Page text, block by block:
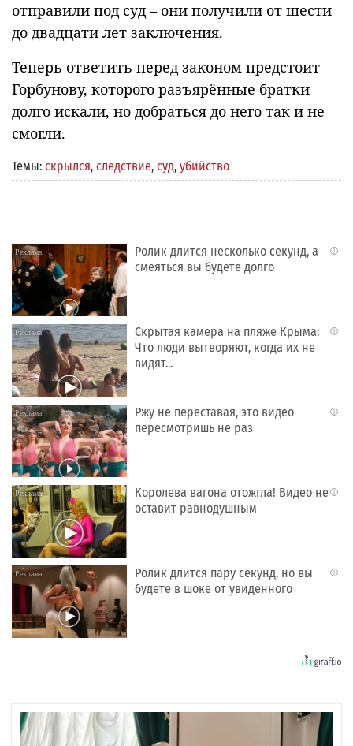
отправили под суд – они получили от шести
до двадцати лет заключения.
Теперь ответить перед законом предстоит
Горбунову, которого разъярённые братки
долго искали, но добраться до него так и не
смогли.
Темы: скрылся, следствие, суд, убийство
i
Ролик длится несколько секунд, а
смеяться вы будете долго
i
Скрытая камера на пляже Крыма:
Что люди вытворяют, когда их не
видят...
i
Ржу не переставая, это видео
пересмотришь не раз
i
Королева вагона отожгла! Видео не
оставит равнодушным
i
Ролик длится пару секунд, но вы
будете в шоке от увиденного